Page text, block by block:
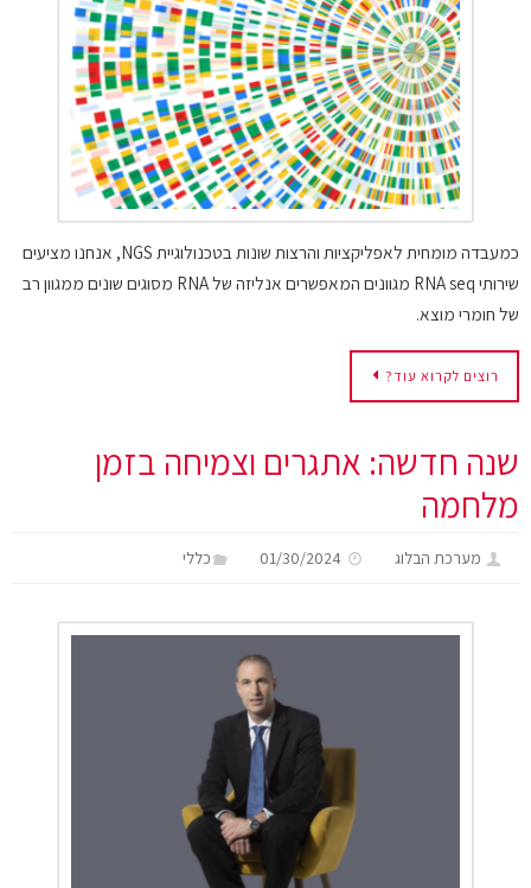
כמעבדה מומחית לאפליקציות והרצות שונות בטכנולוגיית NGS, אנחנו מציעים
שירותי RNA seq מגוונים המאפשרים אנליזה של RNA מסוגים שונים ממגוון רב
של חומרי מוצא.
רוצים לקרוא עוד?
שנה חדשה: אתגרים וצמיחה בזמן
מלחמה
מערכת הבלוג 01/30/2024 כללי